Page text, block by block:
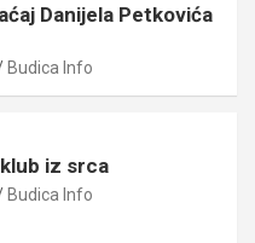
Danijela Petkovića
Budica Info
iz srca
Budica Info